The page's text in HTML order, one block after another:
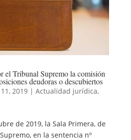
el Tribunal Supremo la comisión
deudoras o descubiertos
2019| Actualidad jurídica,
de 2019, la Sala Primera, de
en la sentencia nº